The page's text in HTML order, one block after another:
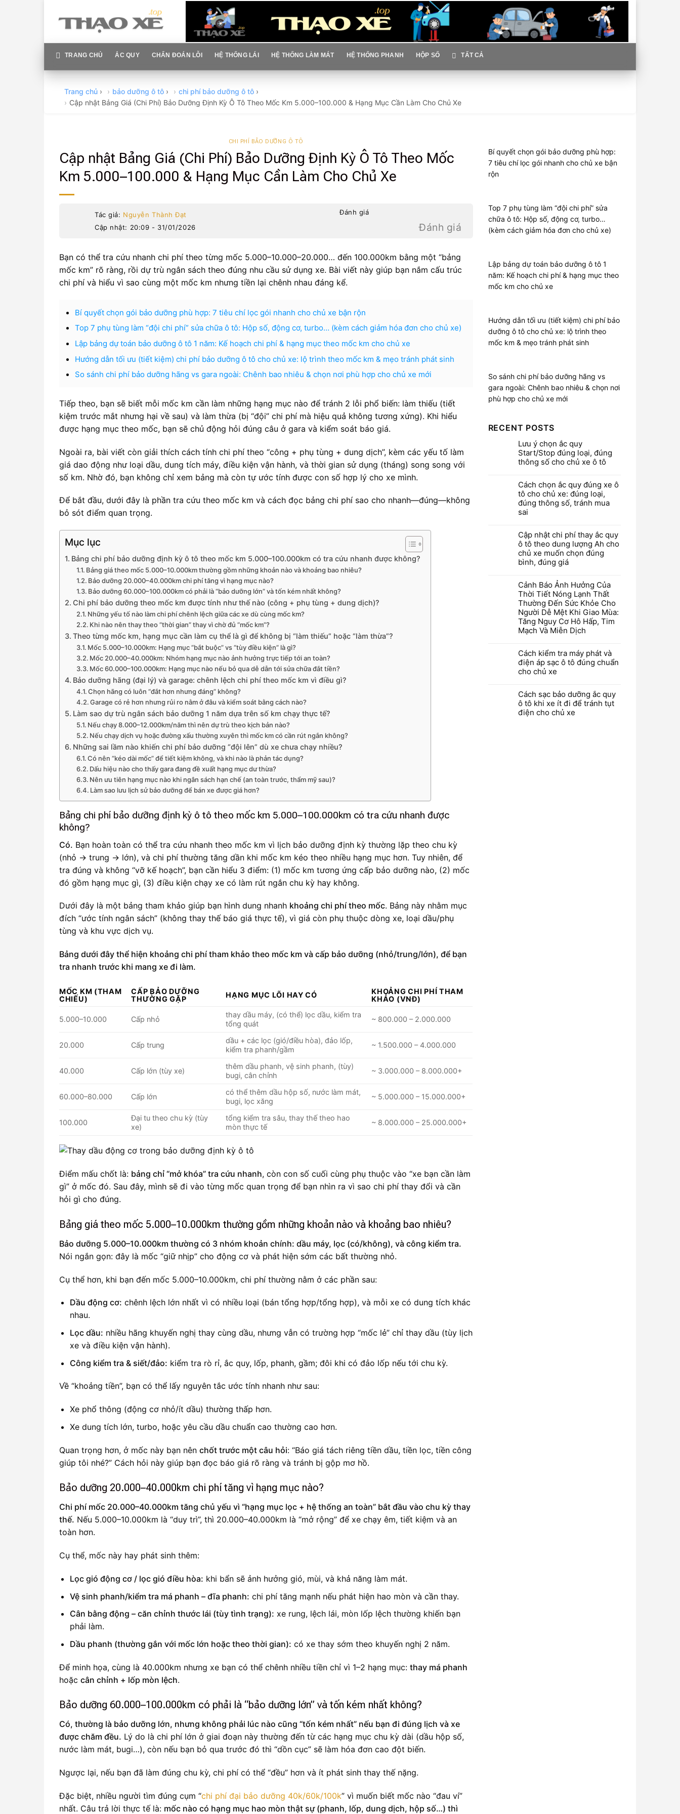
content
TRANG CHỦ ẮC QUY CHẨN ĐOÁN LỖI HỆ THỐNG LÁI HỆ THỐNG LÀM MÁT HỆ THỐNG PHANH HỘP SỐ TẤT CẢ
Trang chủ › bảo dưỡng ô tô › chi phí bảo dưỡng ô tô ›
Cập nhật Bảng Giá (Chi Phí) Bảo Dưỡng Định Kỳ Ô Tô Theo Mốc Km 5.000–100.000 & Hạng Mục Cần Làm Cho Chủ Xe
CHI PHÍ BẢO DƯỠNG Ô TÔ
Cập nhật Bảng Giá (Chi Phí) Bảo Dưỡng Định Kỳ Ô Tô Theo Mốc
Km 5.000–100.000 & Hạng Mục Cần Làm Cho Chủ Xe
Tác giả: Nguyễn Thành Đạt
Cập nhật: 20:09 - 31/01/2026
Đánh giá
Đánh giá
Bạn có thể tra cứu nhanh chi phí theo từng mốc 5.000–10.000–20.000… đến 100.000km bằng một “bảng
mốc km” rõ ràng, rồi dự trù ngân sách theo đúng nhu cầu sử dụng xe. Bài viết này giúp bạn nắm cấu trúc
chi phí và hiểu vì sao cùng một mốc km nhưng tiền lại chênh nhau đáng kể.
Bí quyết chọn gói bảo dưỡng phù hợp: 7 tiêu chí lọc gói nhanh cho chủ xe bận rộn
Top 7 phụ tùng làm “đội chi phí” sửa chữa ô tô: Hộp số, động cơ, turbo… (kèm cách giảm hóa đơn cho chủ xe)
Lập bảng dự toán bảo dưỡng ô tô 1 năm: Kế hoạch chi phí & hạng mục theo mốc km cho chủ xe
Hướng dẫn tối ưu (tiết kiệm) chi phí bảo dưỡng ô tô cho chủ xe: lộ trình theo mốc km & mẹo tránh phát sinh
So sánh chi phí bảo dưỡng hãng vs gara ngoài: Chênh bao nhiêu & chọn nơi phù hợp cho chủ xe mới
Tiếp theo, bạn sẽ biết mỗi mốc km cần làm những hạng mục nào để tránh 2 lỗi phổ biến: làm thiếu (tiết
kiệm trước mắt nhưng hại về sau) và làm thừa (bị “đội” chi phí mà hiệu quả không tương xứng). Khi hiểu
được hạng mục theo mốc, bạn sẽ chủ động hỏi đúng câu ở gara và kiểm soát báo giá.
Ngoài ra, bài viết còn giải thích cách tính chi phí theo “công + phụ tùng + dung dịch”, kèm các yếu tố làm
giá dao động như loại dầu, dung tích máy, điều kiện vận hành, và thời gian sử dụng (tháng) song song với
số km. Nhờ đó, bạn không chỉ xem bảng mà còn tự ước tính được con số hợp lý cho xe mình.
Để bắt đầu, dưới đây là phần tra cứu theo mốc km và cách đọc bảng chi phí sao cho nhanh—đúng—không
bỏ sót điểm quan trọng.
Mục lục
Bảng chi phí bảo dưỡng định kỳ ô tô theo mốc km 5.000–100.000km có tra cứu nhanh được không?
Bảng giá theo mốc 5.000–10.000km thường gồm những khoản nào và khoảng bao nhiêu?
Bảo dưỡng 20.000–40.000km chi phí tăng vì hạng mục nào?
Bảo dưỡng 60.000–100.000km có phải là “bảo dưỡng lớn” và tốn kém nhất không?
Chi phí bảo dưỡng theo mốc km được tính như thế nào (công + phụ tùng + dung dịch)?
Những yếu tố nào làm chi phí chênh lệch giữa các xe dù cùng mốc km?
Khi nào nên thay theo “thời gian” thay vì chờ đủ “mốc km”?
Theo từng mốc km, hạng mục cần làm cụ thể là gì để không bị “làm thiếu” hoặc “làm thừa”?
Mốc 5.000–10.000km: Hạng mục “bắt buộc” vs “tùy điều kiện” là gì?
Mốc 20.000–40.000km: Nhóm hạng mục nào ảnh hưởng trực tiếp tới an toàn?
Mốc 60.000–100.000km: Hạng mục nào nếu bỏ qua dễ dẫn tới sửa chữa đắt tiền?
Bảo dưỡng hãng (đại lý) và garage: chênh lệch chi phí theo mốc km vì điều gì?
Chọn hãng có luôn “đắt hơn nhưng đáng” không?
Garage có rẻ hơn nhưng rủi ro nằm ở đâu và kiểm soát bằng cách nào?
Làm sao dự trù ngân sách bảo dưỡng 1 năm dựa trên số km chạy thực tế?
Nếu chạy 8.000–12.000km/năm thì nên dự trù theo kịch bản nào?
Nếu chạy dịch vụ hoặc đường xấu thường xuyên thì mốc km có cần rút ngắn không?
Những sai lầm nào khiến chi phí bảo dưỡng “đội lên” dù xe chưa chạy nhiều?
Có nên “kéo dài mốc” để tiết kiệm không, và khi nào là phản tác dụng?
Dấu hiệu nào cho thấy gara đang đề xuất hạng mục dư thừa?
Nên ưu tiên hạng mục nào khi ngân sách hạn chế (an toàn trước, thẩm mỹ sau)?
Làm sao lưu lịch sử bảo dưỡng để bán xe được giá hơn?
Bảng chi phí bảo dưỡng định kỳ ô tô theo mốc km 5.000–100.000km có tra cứu nhanh được
không?
Có. Bạn hoàn toàn có thể tra cứu nhanh theo mốc km vì lịch bảo dưỡng định kỳ thường lặp theo chu kỳ
(nhỏ → trung → lớn), và chi phí thường tăng dần khi mốc km kéo theo nhiều hạng mục hơn. Tuy nhiên, để
tra đúng và không “vỡ kế hoạch”, bạn cần hiểu 3 điểm: (1) mốc km tương ứng cấp bảo dưỡng nào, (2) mốc
đó gồm hạng mục gì, (3) điều kiện chạy xe có làm rút ngắn chu kỳ hay không.
Dưới đây là một bảng tham khảo giúp bạn hình dung nhanh khoảng chi phí theo mốc. Bảng này nhằm mục
đích “ước tính ngân sách” (không thay thế báo giá thực tế), vì giá còn phụ thuộc dòng xe, loại dầu/phụ
tùng và khu vực dịch vụ.
Bảng dưới đây thể hiện khoảng chi phí tham khảo theo mốc km và cấp bảo dưỡng (nhỏ/trung/lớn), để bạn
tra nhanh trước khi mang xe đi làm.
MỐC KM (THAM
CHIẾU)
CẤP BẢO DƯỠNG
THƯỜNG GẶP
HẠNG MỤC LÕI HAY CÓ
KHOẢNG CHI PHÍ THAM
KHẢO (VNĐ)
5.000–10.000 Cấp nhỏ
thay dầu máy, (có thể) lọc dầu, kiểm tra
tổng quát
~ 800.000 – 2.000.000
20.000 Cấp trung
dầu + các lọc (gió/điều hòa), đảo lốp,
kiểm tra phanh/gầm
~ 1.500.000 – 4.000.000
40.000 Cấp lớn (tùy xe)
thêm dầu phanh, vệ sinh phanh, (tùy)
bugi, cân chỉnh
~ 3.000.000 – 8.000.000+
60.000–80.000 Cấp lớn
có thể thêm dầu hộp số, nước làm mát,
bugi, lọc xăng
~ 5.000.000 – 15.000.000+
100.000
Đại tu theo chu kỳ (tùy
xe)
tổng kiểm tra sâu, thay thế theo hao
mòn thực tế
~ 8.000.000 – 25.000.000+
Điểm mấu chốt là: bảng chỉ “mở khóa” tra cứu nhanh, còn con số cuối cùng phụ thuộc vào “xe bạn cần làm
gì” ở mốc đó. Sau đây, mình sẽ đi vào từng mốc quan trọng để bạn nhìn ra vì sao chi phí thay đổi và cần
hỏi gì cho đúng.
Bảng giá theo mốc 5.000–10.000km thường gồm những khoản nào và khoảng bao nhiêu?
Bảo dưỡng 5.000–10.000km thường có 3 nhóm khoản chính: dầu máy, lọc (có/không), và công kiểm tra.
Nói ngắn gọn: đây là mốc “giữ nhịp” cho động cơ và phát hiện sớm các bất thường nhỏ.
Cụ thể hơn, khi bạn đến mốc 5.000–10.000km, chi phí thường nằm ở các phần sau:
Dầu động cơ: chênh lệch lớn nhất vì có nhiều loại (bán tổng hợp/tổng hợp), và mỗi xe có dung tích khác
nhau.
Lọc dầu: nhiều hãng khuyến nghị thay cùng dầu, nhưng vẫn có trường hợp “mốc lẻ” chỉ thay dầu (tùy lịch
xe và điều kiện vận hành).
Công kiểm tra & siết/đảo: kiểm tra rò rỉ, ắc quy, lốp, phanh, gầm; đôi khi có đảo lốp nếu tới chu kỳ.
Về “khoảng tiền”, bạn có thể lấy nguyên tắc ước tính nhanh như sau:
Xe phổ thông (động cơ nhỏ/ít dầu) thường thấp hơn.
Xe dung tích lớn, turbo, hoặc yêu cầu dầu chuẩn cao thường cao hơn.
Quan trọng hơn, ở mốc này bạn nên chốt trước một câu hỏi: “Báo giá tách riêng tiền dầu, tiền lọc, tiền công
giúp tôi nhé?” Cách hỏi này giúp bạn đọc báo giá rõ ràng và tránh bị gộp mơ hồ.
Bảo dưỡng 20.000–40.000km chi phí tăng vì hạng mục nào?
Chi phí mốc 20.000–40.000km tăng chủ yếu vì “hạng mục lọc + hệ thống an toàn” bắt đầu vào chu kỳ thay
thế. Nếu 5.000–10.000km là “duy trì”, thì 20.000–40.000km là “mở rộng” để xe chạy êm, tiết kiệm và an
toàn hơn.
Cụ thể, mốc này hay phát sinh thêm:
Lọc gió động cơ / lọc gió điều hòa: khi bẩn sẽ ảnh hưởng gió, mùi, và khả năng làm mát.
Vệ sinh phanh/kiểm tra má phanh – đĩa phanh: chi phí tăng mạnh nếu phát hiện hao mòn và cần thay.
Cân bằng động – căn chỉnh thước lái (tùy tình trạng): xe rung, lệch lái, mòn lốp lệch thường khiến bạn
phải làm.
Dầu phanh (thường gắn với mốc lớn hoặc theo thời gian): có xe thay sớm theo khuyến nghị 2 năm.
Để minh họa, cùng là 40.000km nhưng xe bạn có thể chênh nhiều tiền chỉ vì 1–2 hạng mục: thay má phanh
hoặc cân chỉnh + lốp mòn lệch.
Bảo dưỡng 60.000–100.000km có phải là “bảo dưỡng lớn” và tốn kém nhất không?
Có, thường là bảo dưỡng lớn, nhưng không phải lúc nào cũng “tốn kém nhất” nếu bạn đi đúng lịch và xe
được chăm đều. Lý do là chi phí lớn ở giai đoạn này thường đến từ các hạng mục chu kỳ dài (dầu hộp số,
nước làm mát, bugi…), còn nếu bạn bỏ qua trước đó thì “dồn cục” sẽ làm hóa đơn cao đột biến.
Ngược lại, nếu bạn đã làm đúng chu kỳ, chi phí có thể “đều” hơn và ít phát sinh thay thế nặng.
Đặc biệt, nhiều người tìm đúng cụm “chi phí đại bảo dưỡng 40k/60k/100k” vì muốn biết mốc nào “đau ví”
nhất. Câu trả lời thực tế là: mốc nào có hạng mục hao mòn thật sự (phanh, lốp, dung dịch, hộp số…) thì
Bí quyết chọn gói bảo dưỡng phù hợp:
7 tiêu chí lọc gói nhanh cho chủ xe bận
rộn
Top 7 phụ tùng làm “đội chi phí” sửa
chữa ô tô: Hộp số, động cơ, turbo…
(kèm cách giảm hóa đơn cho chủ xe)
Lập bảng dự toán bảo dưỡng ô tô 1
năm: Kế hoạch chi phí & hạng mục theo
mốc km cho chủ xe
Hướng dẫn tối ưu (tiết kiệm) chi phí bảo
dưỡng ô tô cho chủ xe: lộ trình theo
mốc km & mẹo tránh phát sinh
So sánh chi phí bảo dưỡng hãng vs
gara ngoài: Chênh bao nhiêu & chọn nơi
phù hợp cho chủ xe mới
RECENT POSTS
Lưu ý chọn ắc quy
Start/Stop đúng loại, đúng
thông số cho chủ xe ô tô
Cách chọn ắc quy đúng xe ô
tô cho chủ xe: đúng loại,
đúng thông số, tránh mua
sai
Cập nhật chi phí thay ắc quy
ô tô theo dung lượng Ah cho
chủ xe muốn chọn đúng
bình, đúng giá
Cảnh Báo Ảnh Hưởng Của
Thời Tiết Nóng Lạnh Thất
Thường Đến Sức Khỏe Cho
Người Dễ Mệt Khi Giao Mùa:
Tăng Nguy Cơ Hô Hấp, Tim
Mạch Và Miễn Dịch
Cách kiểm tra máy phát và
điện áp sạc ô tô đúng chuẩn
cho chủ xe
Cách sạc bảo dưỡng ắc quy
ô tô khi xe ít đi để tránh tụt
điện cho chủ xe